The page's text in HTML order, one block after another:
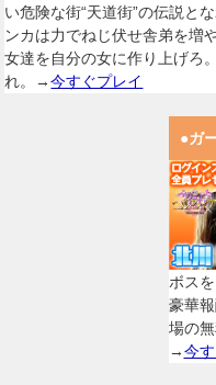
い危険な街“天道街”の伝説と
ンカは力でねじ伏せ舎弟を増
女達を自分の女に作り上げろ
れ。→今すぐプレイ
●ガ
ボス
豪華
場の
→今